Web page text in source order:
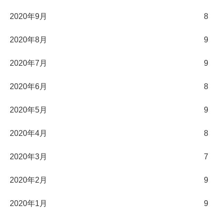
2020年9月 8
2020年8月 9
2020年7月 9
2020年6月 8
2020年5月 9
2020年4月 8
2020年3月 7
2020年2月 9
2020年1月 9